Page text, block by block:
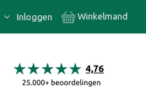
Inloggen Winkelmand